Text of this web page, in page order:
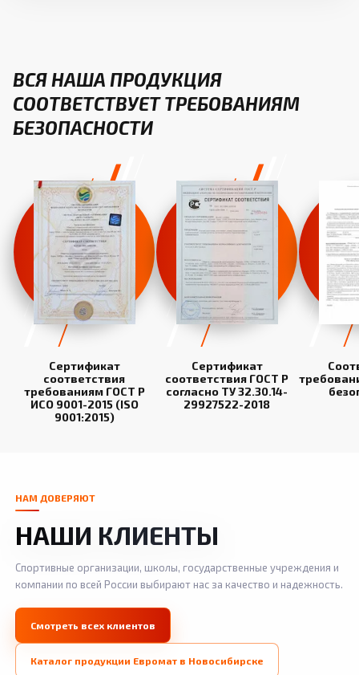
ВСЯ НАША ПРОДУКЦИЯ
СООТВЕТСТВУЕТ ТРЕБОВАНИЯМ
БЕЗОПАСНОСТИ
Сертификат
соответствия
требованиям ГОСТ Р
ИСО 9001-2015 (ISO
9001:2015)
Сертификат
соответствия ГОСТ Р
согласно ТУ 32.30.14-
29927522-2018
НАМ ДОВЕРЯЮТ
НАШИ КЛИЕНТЫ
Спортивные организации, школы, государственные учреждения и
компании по всей России выбирают нас за качество и надежность.
Смотреть всех клиентов
Каталог продукции Евромат в Новосибирске